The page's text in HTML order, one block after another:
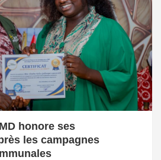
honore ses
les campagnes